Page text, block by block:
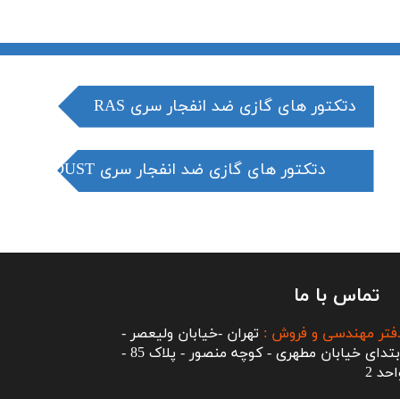
​​​دتکتور های گازی ضد انفجار سری RAS
​​​دتکتور های گازی ضد انفجار سریDUST
تماس با ما
مهندسی و فروش : تهران -خیابان ولیعصر -
ابتدای خیابان مطهری - کوچه منصور - پلاک 85 -
2